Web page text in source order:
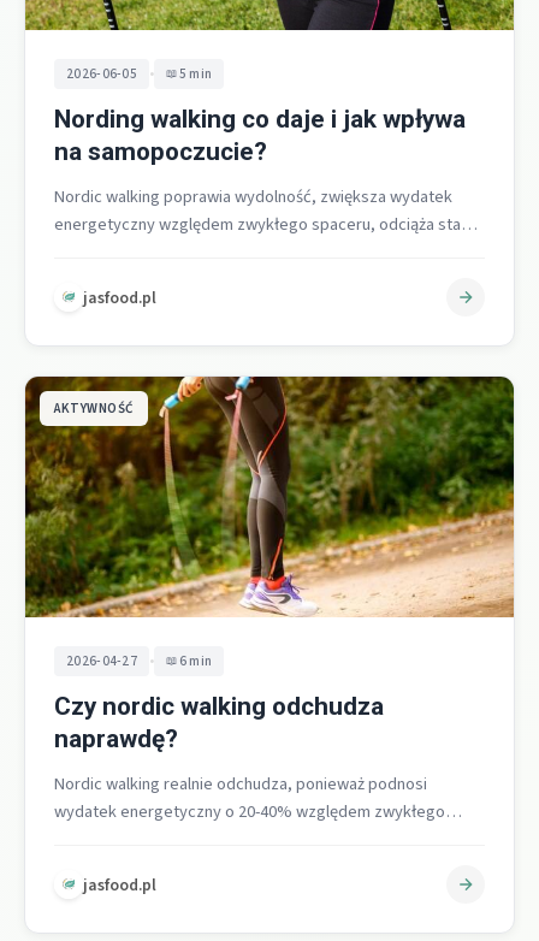
2026-06-05 • 5 min
Nording walking co daje i jak wpływa
na samopoczucie?
Nordic walking poprawia wydolność, zwiększa wydatek
energetyczny względem zwykłego spaceru, odciąża stawy
jasfood.pl
AKTYWNOŚĆ
2026-04-27 • 6 min
Czy nordic walking odchudza
naprawdę?
Nordic walking realnie odchudza, ponieważ podnosi
wydatek energetyczny o 20-40% względem zwykłego
jasfood.pl